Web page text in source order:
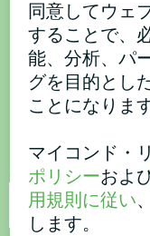
ご購入
ら
お問い合わせ
名称
同意してウェ
することで、
能、分析、パ
グを目的とし
ことになります
マイコンド・
ポリシーおよ
用規則に従い
します。